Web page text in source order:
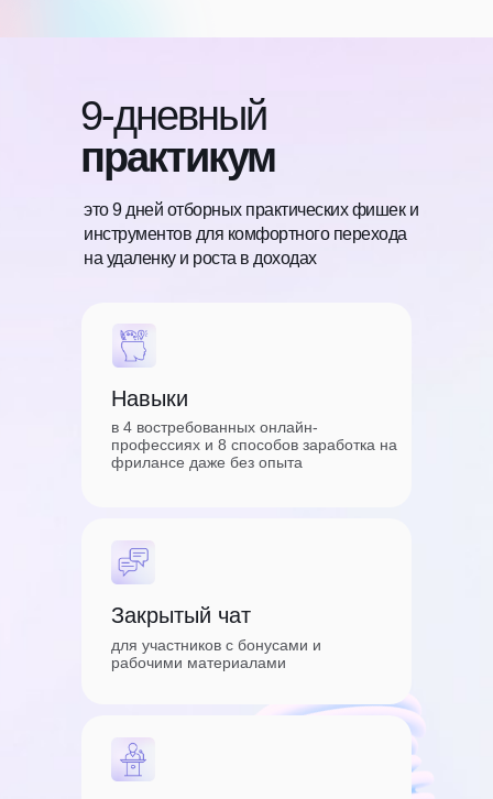
Навыки
в 4 востребованных онлайн-
профессиях и 8 способов заработка на
фрилансе даже без опыта
Закрытый чат
для участников с бонусами и
рабочими материалами
9-дневный
практикум
это 9 дней отборных практических фишек и
инструментов для комфортного перехода
на удаленку и роста в доходах